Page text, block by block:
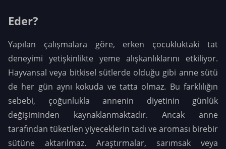
Eder?
Yapılan çalışmalara göre, erken çocukluktaki tat
deneyimi yetişkinlikte yeme alışkanlıklarını etkiliyor.
Hayvansal veya bitkisel sütlerde olduğu gibi anne sütü
de her gün aynı kokuda ve tatta olmaz. Bu farklılığın
sebebi, çoğunlukla annenin diyetinin günlük
değişiminden kaynaklanmaktadır. Ancak anne
tarafından tüketilen yiyeceklerin tadı ve aroması birebir
sütüne aktarılmaz. Araştırmalar, sarımsak veya